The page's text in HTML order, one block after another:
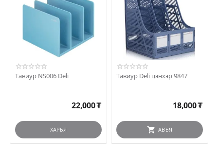
Тавиур NS006 Deli
22,000₮
ХАРЪЯ
Тавиур Deli цэнхэр 9847
18,000₮
АВЪЯ